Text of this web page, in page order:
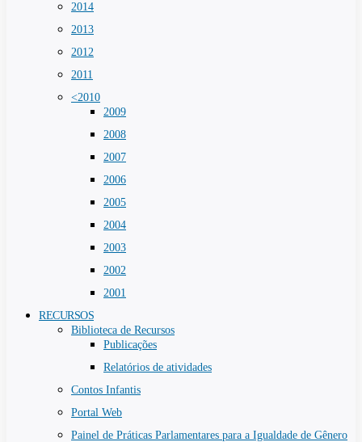
2014
2013
2012
2011
<2010
2009
2008
2007
2006
2005
2004
2003
2002
2001
RECURSOS
Biblioteca de Recursos
Publicações
Relatórios de atividades
Contos Infantis
Portal Web
Painel de Práticas Parlamentares para a Igualdade de Gênero